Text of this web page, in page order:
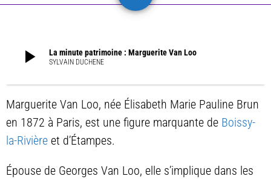
play_arrow La minute patrimoine : Marguerite Van Loo
SYLVAIN DUCHENE
Marguerite Van Loo, née Élisabeth Marie Pauline Brun
en 1872 à Paris, est une figure marquante de Boissy-
la-Rivière et d’Étampes.
Épouse de Georges Van Loo, elle s’implique dans les